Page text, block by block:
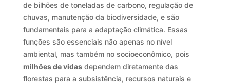
de bilhões de toneladas de carbono, regulação de
chuvas, manutenção da biodiversidade, e são
fundamentais para a adaptação climática. Essas
funções são essenciais não apenas no nível
ambiental, mas também no socioeconômico, pois
milhões de vidasdependem diretamente das
florestas para a subsistência, recursos naturais e